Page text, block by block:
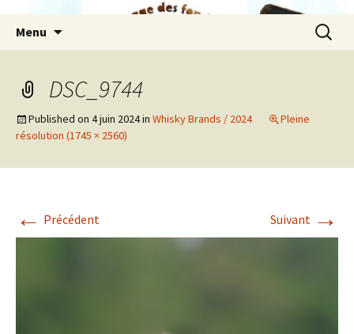
Menu
DSC_9744
Published on 4 juin 2024in Whisky Brands / 2024
Pleine
résolution (1745 × 2560)
← Précédent Suivant →